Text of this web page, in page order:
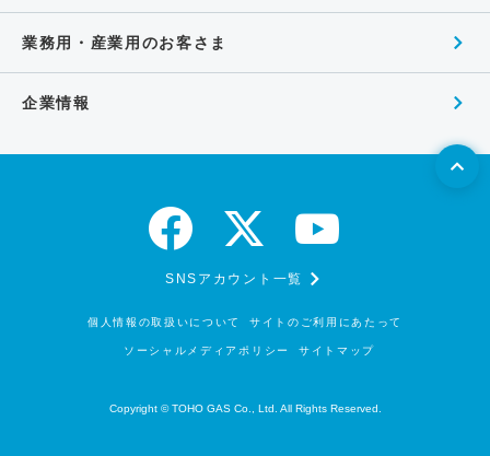
業務用・産業用のお客さま
企業情報
SNSアカウント一覧
個人情報の取扱いについて サイトのご利用にあたって
ソーシャルメディアポリシー サイトマップ
Copyright © TOHO GAS Co., Ltd. All Rights Reserved.